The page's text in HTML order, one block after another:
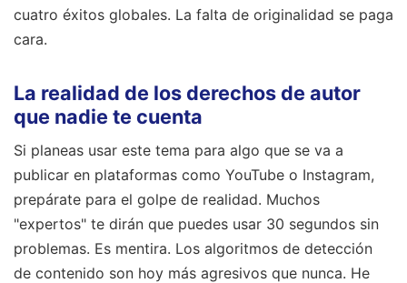
cuatro éxitos globales. La falta de originalidad se paga
cara.
La realidad de los derechos de autor
que nadie te cuenta
Si planeas usar este tema para algo que se va a
publicar en plataformas como YouTube o Instagram,
prepárate para el golpe de realidad. Muchos
"expertos" te dirán que puedes usar 30 segundos sin
problemas. Es mentira. Los algoritmos de detección
de contenido son hoy más agresivos que nunca. He